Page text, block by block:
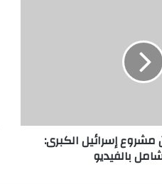
إسرائيل الكبرى:
بالفيديو